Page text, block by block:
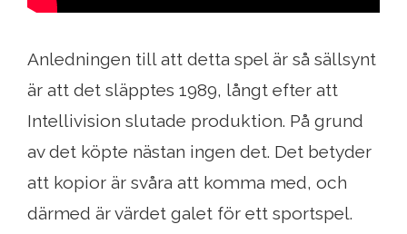
Anledningen till att detta spel är så sällsynt
är att det släpptes 1989, långt efter att
Intellivision slutade produktion. På grund
av det köpte nästan ingen det. Det betyder
att kopior är svåra att komma med, och
därmed är värdet galet för ett sportspel.